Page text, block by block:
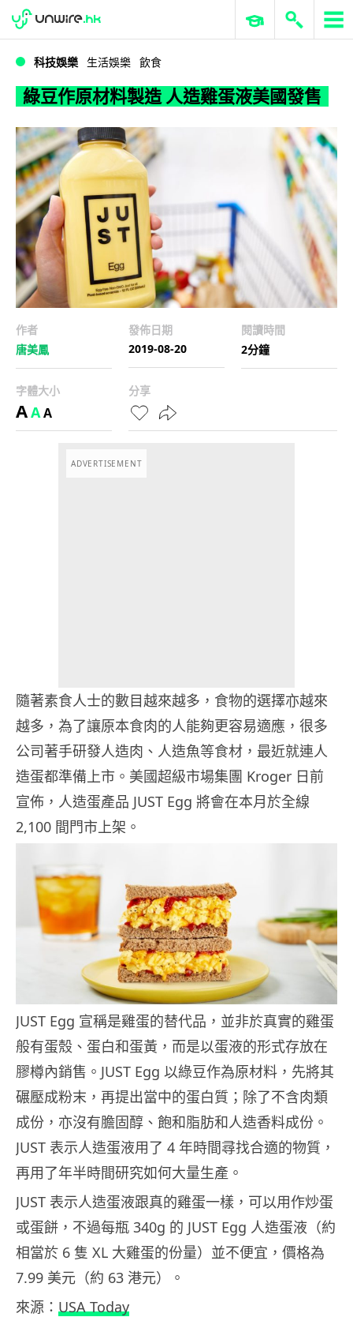
綠豆作原材料製造 人造雞蛋液美國發售
WWDC 2026 ERP 與商業 AI
科技娛樂 生活娛樂 飲食
綠豆作原材料製造 人造雞蛋液美國發售
作者
唐美鳳
發佈日期
2019-08-20
閱讀時間
2分鐘
字體大小
AAA
分享
ADVERTISEMENT
隨著素食人士的數目越來越多，食物的選擇亦越來
越多，為了讓原本食肉的人能夠更容易適應，很多
公司著手研發人造肉、人造魚等食材，最近就連人
造蛋都準備上市。美國超級市場集團 Kroger 日前
宣佈，人造蛋產品 JUST Egg 將會在本月於全線
2,100 間門市上架。
JUST Egg 宣稱是雞蛋的替代品，並非於真實的雞蛋
般有蛋殼、蛋白和蛋黃，而是以蛋液的形式存放在
膠樽內銷售。JUST Egg 以綠豆作為原材料，先將其
碾壓成粉末，再提出當中的蛋白質；除了不含肉類
成份，亦沒有膽固醇、飽和脂肪和人造香料成份。
JUST 表示人造蛋液用了 4 年時間尋找合適的物質，
再用了年半時間研究如何大量生產。
JUST 表示人造蛋液跟真的雞蛋一樣，可以用作炒蛋
或蛋餅，不過每瓶 340g 的 JUST Egg 人造蛋液（約
相當於 6 隻 XL 大雞蛋的份量）並不便宜，價格為
7.99 美元（約 63 港元）。
來源： USA Today